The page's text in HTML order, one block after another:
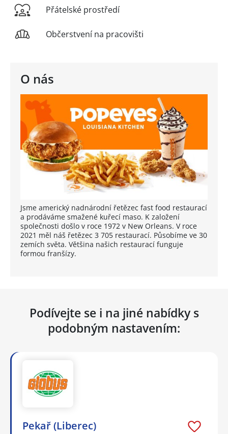
O nás
Jsme americký nadnárodní řetězec fast food restaurací
a prodáváme smažené kuřecí maso. K založení
společnosti došlo v roce 1972 v New Orleans. V roce
2021 měl náš řetězec 3 705 restaurací. Působíme ve 30
zemích světa. Většina našich restaurací funguje
formou franšízy.
Přátelské prostředí
Občerstvení na pracovišti
Podívejte se i na jiné nabídky s
podobným nastavením:
Pekař (Liberec)